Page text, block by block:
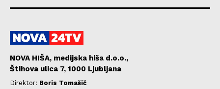
NOVA HIŠA, medijska hiša d.o.o.,
Štihova ulica 7, 1000 Ljubljana
Direktor: Boris Tomašič